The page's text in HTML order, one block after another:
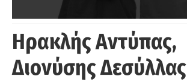
Ηρακλής Αντύπας,
Διονύσης Δεσύλλας